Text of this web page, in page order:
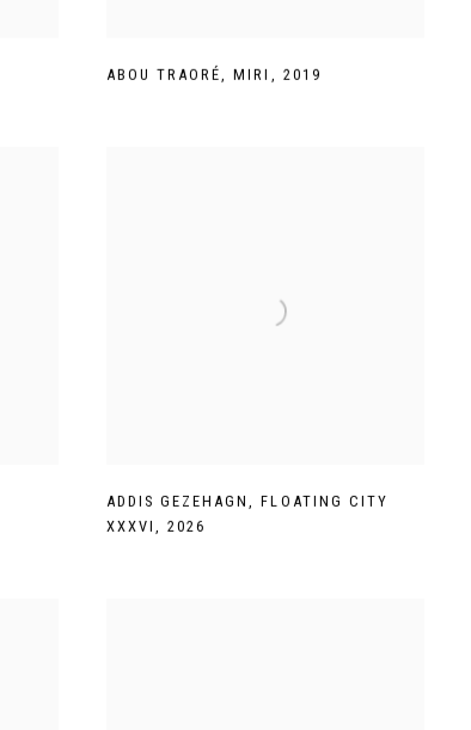
ABOU TRAORÉ,MIRI , 2019
ADDIS GEZEHAGN,FLOATING CITY
XXXVI,2026